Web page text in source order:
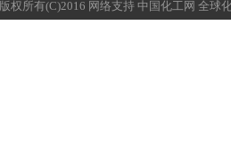
版权所有(C)2016 网络支持 中国化工网 全球